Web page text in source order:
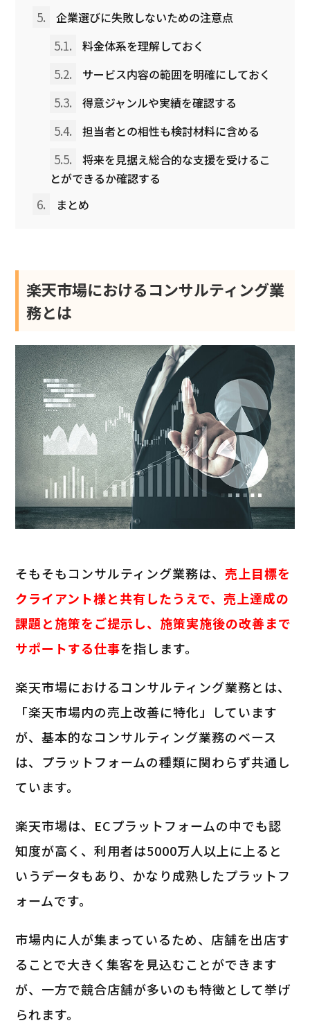
5. 企業選びに失敗しないための注意点
5.1. 料金体系を理解しておく
5.2. サービス内容の範囲を明確にしておく
5.3. 得意ジャンルや実績を確認する
5.4. 担当者との相性も検討材料に含める
5.5.
将来を見据え総合的な支援を受けるこ
とができるか確認する
6. まとめ
楽天市場におけるコンサルティング業
務とは
そもそもコンサルティング業務は、 売上目標を
クライアント様と共有したうえで、売上達成の
課題と施策をご提示し、施策実施後の改善まで
サポートする仕事を指します。
楽天市場におけるコンサルティング業務とは、
「楽天市場内の売上改善に特化」しています
が、基本的なコンサルティング業務のベース
は、プラットフォームの種類に関わらず共通し
ています。
楽天市場は、ECプラットフォームの中でも認
知度が高く、利用者は5000万人以上に上ると
いうデータもあり、かなり成熟したプラットフ
ォームです。
市場内に人が集まっているため、店舗を出店す
ることで大きく集客を見込むことができます
が、一方で競合店舗が多いのも特徴として挙げ
られます。